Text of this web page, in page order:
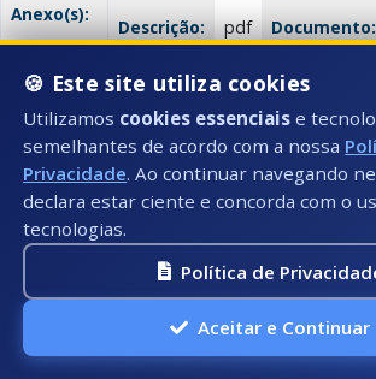
Anexo(s):
Descrição: pdf Documento:
Ofício
Data:
07/02/2025
Número:
017/2025
Título:
Tipo:
Ofício
Autor:
🍪 Este site utiliza cookies
Utilizamos cookies essenciais e
semelhantes de acordo com a nossa
Privacidade. Ao continuar navegando
declara estar ciente e concorda com o
tecnologias.
Política de
Aceitar e Continuar